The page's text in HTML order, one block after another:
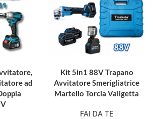
ad
Kit 5in1 88V Trapano
Avvitatore Smerigliatrice
Martello Torcia Valigetta
FAI DA TE